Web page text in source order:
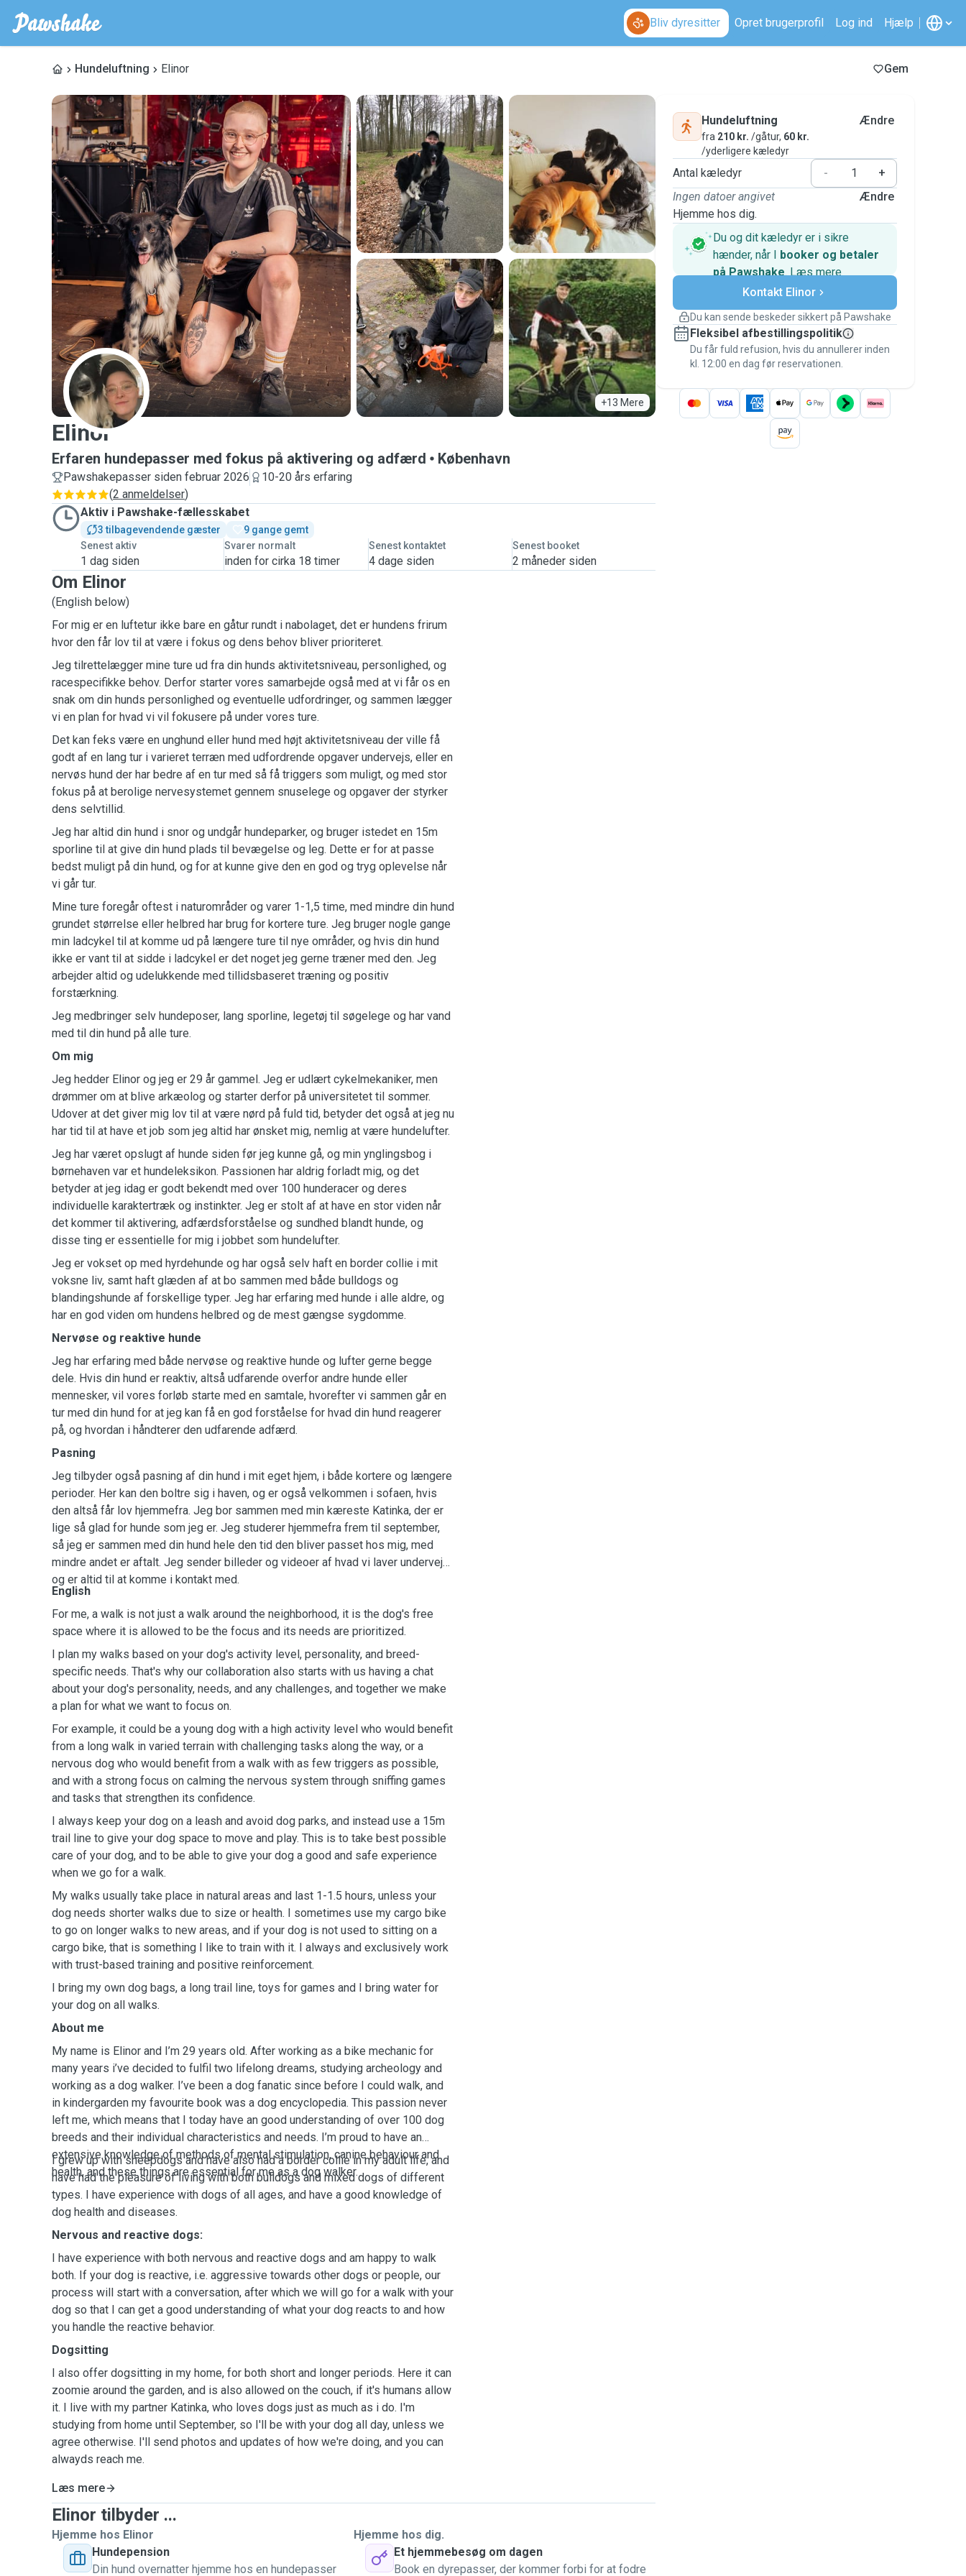
Bliv dyresitter Opret brugerprofil Log ind Hjælp
Hundeluftning Elinor Gem
+13 Mere
E
Elinor
Erfaren hundepasser med fokus på aktivering og adfærd København
Pawshakepasser siden februar 2026
10-20 års erfaring
(2 anmeldelser)
Aktiv i Pawshake-fællesskabet
3 tilbagevendende gæster
9 gange gemt
Senest aktiv
1 dag siden
Svarer normalt
inden for cirka 18 timer
Senest kontaktet
4 dage siden
Senest booket
2 måneder siden
Om Elinor
(English below)
For mig er en luftetur ikke bare en gåtur rundt i nabolaget, det er hundens frirum
hvor den får lov til at være i fokus og dens behov bliver prioriteret.
Jeg tilrettelægger mine ture ud fra din hunds aktivitetsniveau, personlighed, og
racespecifikke behov. Derfor starter vores samarbejde også med at vi får os en
snak om din hunds personlighed og eventuelle udfordringer, og sammen lægger
vi en plan for hvad vi vil fokusere på under vores ture.
Det kan feks være en unghund eller hund med højt aktivitetsniveau der ville få
godt af en lang tur i varieret terræn med udfordrende opgaver undervejs, eller en
nervøs hund der har bedre af en tur med så få triggers som muligt, og med stor
fokus på at berolige nervesystemet gennem snuselege og opgaver der styrker
dens selvtillid.
Jeg har altid din hund i snor og undgår hundeparker, og bruger istedet en 15m
sporline til at give din hund plads til bevægelse og leg. Dette er for at passe
bedst muligt på din hund, og for at kunne give den en god og tryg oplevelse når
vi går tur.
Mine ture foregår oftest i naturområder og varer 1-1,5 time, med mindre din hund
grundet størrelse eller helbred har brug for kortere ture. Jeg bruger nogle gange
min ladcykel til at komme ud på længere ture til nye områder, og hvis din hund
ikke er vant til at sidde i ladcykel er det noget jeg gerne træner med den. Jeg
arbejder altid og udelukkende med tillidsbaseret træning og positiv
forstærkning.
Jeg medbringer selv hundeposer, lang sporline, legetøj til søgelege og har vand
med til din hund på alle ture.
Om mig
Jeg hedder Elinor og jeg er 29 år gammel. Jeg er udlært cykelmekaniker, men
drømmer om at blive arkæolog og starter derfor på universitetet til sommer.
Udover at det giver mig lov til at være nørd på fuld tid, betyder det også at jeg nu
har tid til at have et job som jeg altid har ønsket mig, nemlig at være hundelufter.
Jeg har været opslugt af hunde siden før jeg kunne gå, og min ynglingsbog i
børnehaven var et hundeleksikon. Passionen har aldrig forladt mig, og det
betyder at jeg idag er godt bekendt med over 100 hunderacer og deres
individuelle karaktertræk og instinkter. Jeg er stolt af at have en stor viden når
det kommer til aktivering, adfærdsforståelse og sundhed blandt hunde, og
disse ting er essentielle for mig i jobbet som hundelufter.
Jeg er vokset op med hyrdehunde og har også selv haft en border collie i mit
voksne liv, samt haft glæden af at bo sammen med både bulldogs og
blandingshunde af forskellige typer. Jeg har erfaring med hunde i alle aldre, og
har en god viden om hundens helbred og de mest gængse sygdomme.
Nervøse og reaktive hunde
Jeg har erfaring med både nervøse og reaktive hunde og lufter gerne begge
dele. Hvis din hund er reaktiv, altså udfarende overfor andre hunde eller
mennesker, vil vores forløb starte med en samtale, hvorefter vi sammen går en
tur med din hund for at jeg kan få en god forståelse for hvad din hund reagerer
på, og hvordan i håndterer den udfarende adfærd.
Pasning
Jeg tilbyder også pasning af din hund i mit eget hjem, i både kortere og længere
perioder. Her kan den boltre sig i haven, og er også velkommen i sofaen, hvis
den altså får lov hjemmefra. Jeg bor sammen med min kæreste Katinka, der er
lige så glad for hunde som jeg er. Jeg studerer hjemmefra frem til september,
så jeg er sammen med din hund hele den tid den bliver passet hos mig, med
mindre andet er aftalt. Jeg sender billeder og videoer af hvad vi laver undervejs,
og er altid til at komme i kontakt med.
English
For me, a walk is not just a walk around the neighborhood, it is the dog's free
space where it is allowed to be the focus and its needs are prioritized.
I plan my walks based on your dog's activity level, personality, and breed-
specific needs. That's why our collaboration also starts with us having a chat
about your dog's personality, needs, and any challenges, and together we make
a plan for what we want to focus on.
For example, it could be a young dog with a high activity level who would benefit
from a long walk in varied terrain with challenging tasks along the way, or a
nervous dog who would benefit from a walk with as few triggers as possible,
and with a strong focus on calming the nervous system through sniffing games
and tasks that strengthen its confidence.
I always keep your dog on a leash and avoid dog parks, and instead use a 15m
trail line to give your dog space to move and play. This is to take best possible
care of your dog, and to be able to give your dog a good and safe experience
when we go for a walk.
My walks usually take place in natural areas and last 1-1.5 hours, unless your
dog needs shorter walks due to size or health. I sometimes use my cargo bike
to go on longer walks to new areas, and if your dog is not used to sitting on a
cargo bike, that is something I like to train with it. I always and exclusively work
with trust-based training and positive reinforcement.
I bring my own dog bags, a long trail line, toys for games and I bring water for
your dog on all walks.
About me
My name is Elinor and I’m 29 years old. After working as a bike mechanic for
many years i’ve decided to fulfil two lifelong dreams, studying archeology and
working as a dog walker. I’ve been a dog fanatic since before I could walk, and
in kindergarden my favourite book was a dog encyclopedia. This passion never
left me, which means that I today have an good understanding of over 100 dog
breeds and their individual characteristics and needs. I’m proud to have an
extensive knowledge of methods of mental stimulation, canine behaviour and
health, and these things are essential for me as a dog walker.
I grew up with sheepdogs and have also had a border collie in my adult life, and
have had the pleasure of living with both bulldogs and mixed dogs of different
types. I have experience with dogs of all ages, and have a good knowledge of
dog health and diseases.
Nervous and reactive dogs:
I have experience with both nervous and reactive dogs and am happy to walk
both. If your dog is reactive, i.e. aggressive towards other dogs or people, our
process will start with a conversation, after which we will go for a walk with your
dog so that I can get a good understanding of what your dog reacts to and how
you handle the reactive behavior.
Dogsitting
I also offer dogsitting in my home, for both short and longer periods. Here it can
zoomie around the garden, and is also allowed on the couch, if it's humans allow
it. I live with my partner Katinka, who loves dogs just as much as i do. I'm
studying from home until September, so I'll be with your dog all day, unless we
agree otherwise. I'll send photos and updates of how we're doing, and you can
alwayds reach me.
Læs mere
Elinor tilbyder ...
Hjemme hos Elinor
Hundepension
Din hund overnatter hjemme hos en hundepasser
Hjemme hos dig.
Et hjemmebesøg om dagen
Book en dyrepasser, der kommer forbi for at fodre
Hundeluftning
fra 210 kr. /gåtur, 60 kr.
/yderligere kæledyr
Ændre
Antal kæledyr -
+
Ingen datoer angivet
Hjemme hos dig.
Ændre
Du og dit kæledyr er i sikre
hænder, når I booker og betaler
på Pawshake. Læs mere
Sikre betalinger
Support, hvis planerne ændrer
Dækkede bookinger
Hold alt på Pawshake – fra den første
besked til betalingen – for at være dækket
af Pawshake-garantien.
Kontakt Elinor
Du kan sende beskeder sikkert på Pawshake
Fleksibel afbestillingspolitik
Du får fuld refusion, hvis du annullerer inden
kl. 12:00 en dag før reservationen.